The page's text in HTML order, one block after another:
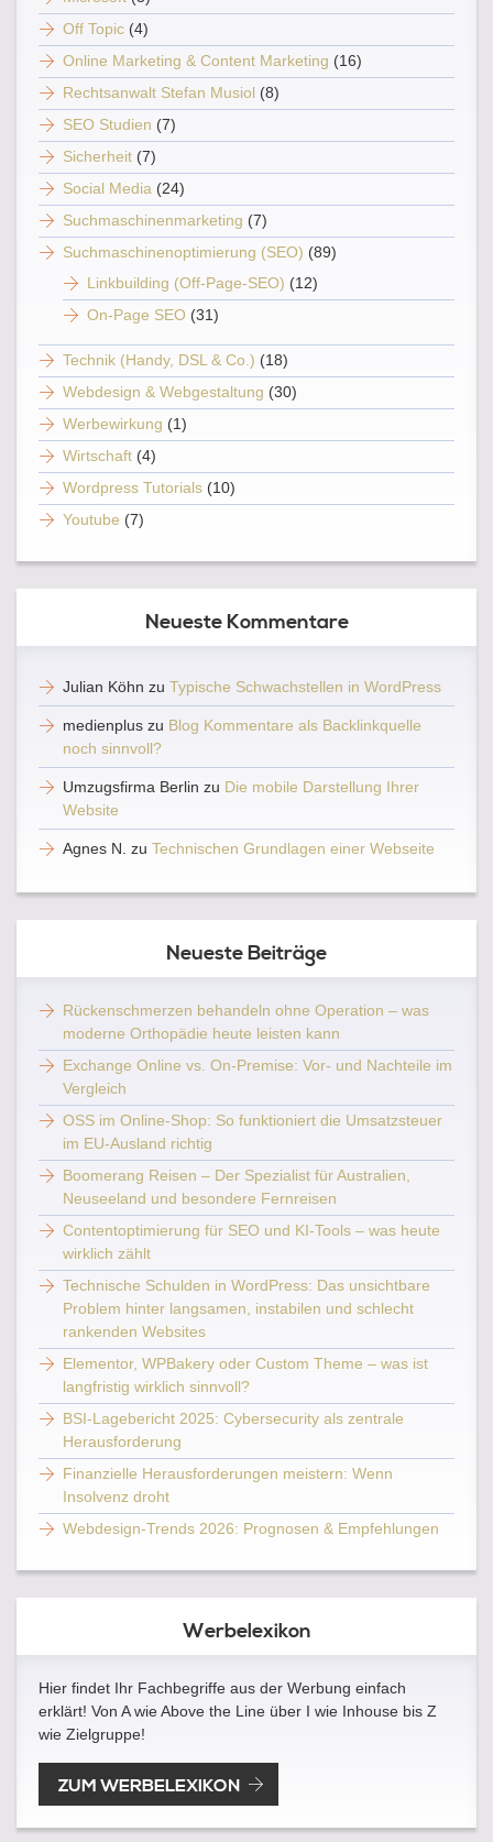
Off Topic (4)
Online Marketing & Content Marketing (16)
Rechtsanwalt Stefan Musiol (8)
SEO Studien (7)
Sicherheit (7)
Social Media (24)
Suchmaschinenmarketing (7)
Suchmaschinenoptimierung (SEO) (89)
Linkbuilding (Off-Page-SEO) (12)
On-Page SEO (31)
Technik (Handy, DSL & Co.) (18)
Webdesign & Webgestaltung (30)
Werbewirkung (1)
Wirtschaft (4)
Wordpress Tutorials (10)
Youtube (7)
Neueste Kommentare
Julian Köhn zu Typische Schwachstellen in WordPress
medienplus zu Blog Kommentare als Backlinkquelle
noch sinnvoll?
Umzugsfirma Berlin zu Die mobile Darstellung Ihrer
Website
Agnes N. zu Technischen Grundlagen einer Webseite
Neueste Beiträge
Rückenschmerzen behandeln ohne Operation – was
moderne Orthopädie heute leisten kann
Exchange Online vs. On-Premise: Vor- und Nachteile im
Vergleich
OSS im Online-Shop: So funktioniert die Umsatzsteuer
im EU-Ausland richtig
Boomerang Reisen – Der Spezialist für Australien,
Neuseeland und besondere Fernreisen
Contentoptimierung für SEO und KI-Tools – was heute
wirklich zählt
Technische Schulden in WordPress: Das unsichtbare
Problem hinter langsamen, instabilen und schlecht
rankenden Websites
Elementor, WPBakery oder Custom Theme – was ist
langfristig wirklich sinnvoll?
BSI-Lagebericht 2025: Cybersecurity als zentrale
Herausforderung
Finanzielle Herausforderungen meistern: Wenn
Insolvenz droht
Webdesign-Trends 2026: Prognosen & Empfehlungen
Werbelexikon
Hier findet Ihr Fachbegriffe aus der Werbung einfach
erklärt! Von A wie Above the Line über I wie Inhouse bis Z
wie Zielgruppe!
ZUM WERBELEXIKON